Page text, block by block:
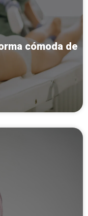
cómoda de